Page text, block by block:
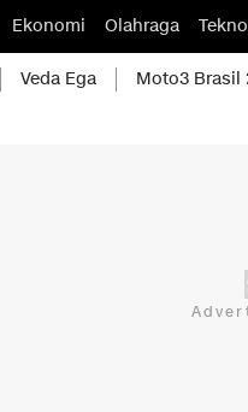
Ekonomi Olahraga
Veda Ega Moto3 Brasil